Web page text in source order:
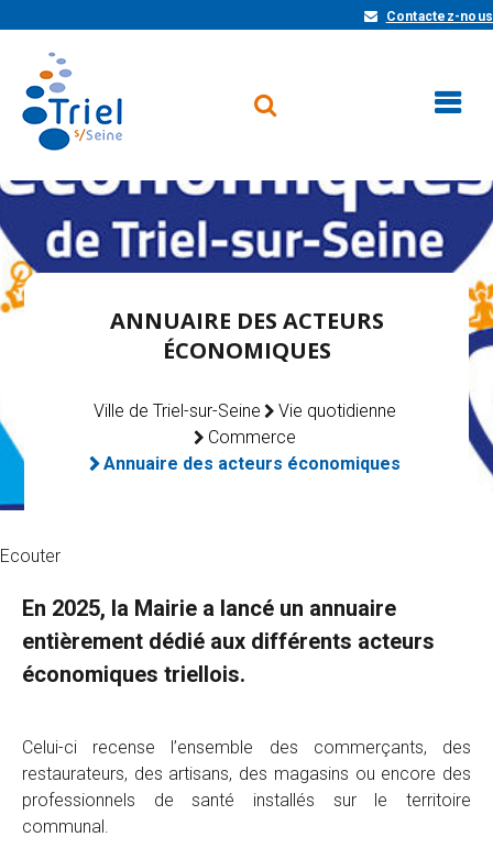
Contactez-nous
ANNUAIRE DES ACTEURS
ÉCONOMIQUES
Ville de Triel-sur-Seine
Vie quotidienne
Commerce
Annuaire des acteurs économiques
Ecouter
En 2025, la Mairie a lancé un annuaire
entièrement dédié aux différents acteurs
économiques triellois.
Celui-ci recense l’ensemble des commerçants, des
restaurateurs, des artisans, des magasins ou encore des
professionnels de santé installés sur le territoire
communal.